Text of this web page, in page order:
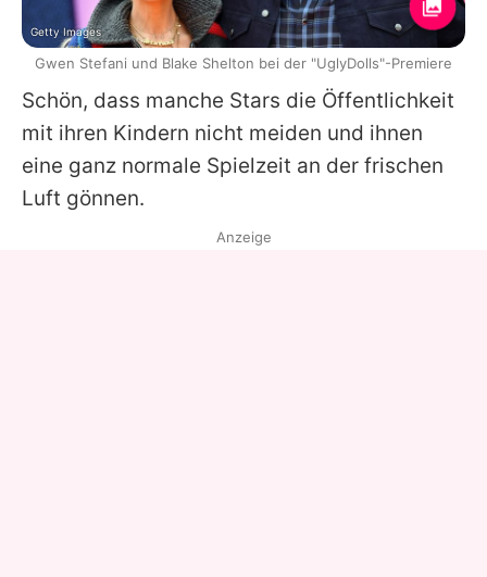
Schön, dass manche Stars die Öffentlichkeit
mit ihren Kindern nicht meiden und ihnen
eine ganz normale Spielzeit an der frischen
Luft gönnen.
Getty Images
Gwen Stefani und Blake Shelton bei der "UglyDolls"-Premiere
Anzeige